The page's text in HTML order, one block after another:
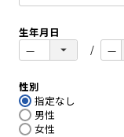
生年月日
性別
指定なし
男性
女性